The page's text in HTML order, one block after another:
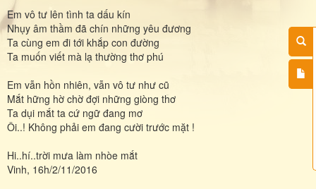
Em vô tư lên tình ta dấu kín
Nhụy âm thầm đã chín những yêu đương
Ta cùng em đi tới khắp con đường
Ta muốn viết mà lạ thường thơ phú
Em vẫn hồn nhiên, vẫn vô tư như cũ
Mắt hững hờ chờ đợi những giòng thơ
Ta dụi mắt ta cứ ngữ đang mơ
Ôi..! Không phải em đang cười trước mặt !
Hi..hí..trời mưa làm nhòe mắt
Vinh, 16h/2/11/2016